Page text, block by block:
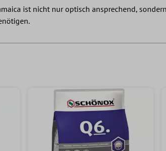
ist nicht nur optisch ansprechend,